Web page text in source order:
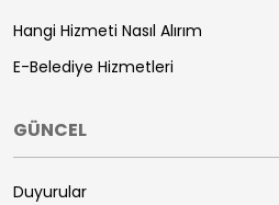
Hangi Hizmeti Nasıl Alırım
E-Belediye Hizmetleri
GÜNCEL
Duyurular